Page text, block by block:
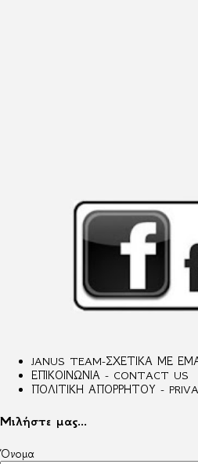
JANUS TEAM-ΣΧΕΤΙΚΑ ΜΕ
ΕΠΙΚΟΙΝΩΝΙΑ - CONTACT US
ΠΟΛΙΤΙΚΗ ΑΠΟΡΡΗΤΟΥ -
Μιλήστε μας...
Όνομα